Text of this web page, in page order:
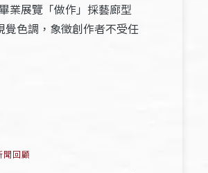
業展覽「做作」採藝廊型
覺色調，象徵創作者不受任
聞回顧